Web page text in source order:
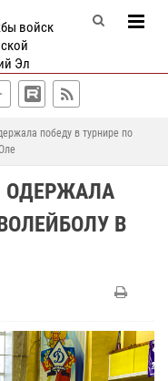
войск
Эл
победу в турнире по
ОДЕРЖАЛА
В